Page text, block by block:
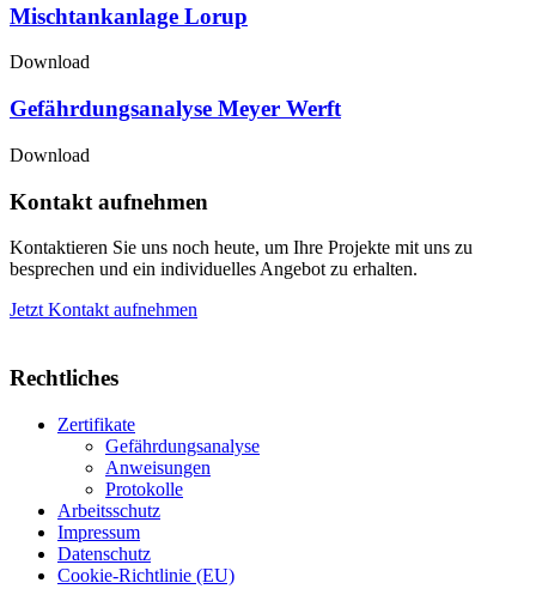
Mischtankanlage Lorup
Download
Gefährdungsanalyse Meyer Werft
Download
Kontakt aufnehmen
Kontaktieren Sie uns noch heute, um Ihre Projekte mit uns zu
besprechen und ein individuelles Angebot zu erhalten.
Jetzt Kontakt aufnehmen
Rechtliches
Zertifikate
Gefährdungsanalyse
Anweisungen
Protokolle
Arbeitsschutz
Impressum
Datenschutz
Cookie-Richtlinie (EU)